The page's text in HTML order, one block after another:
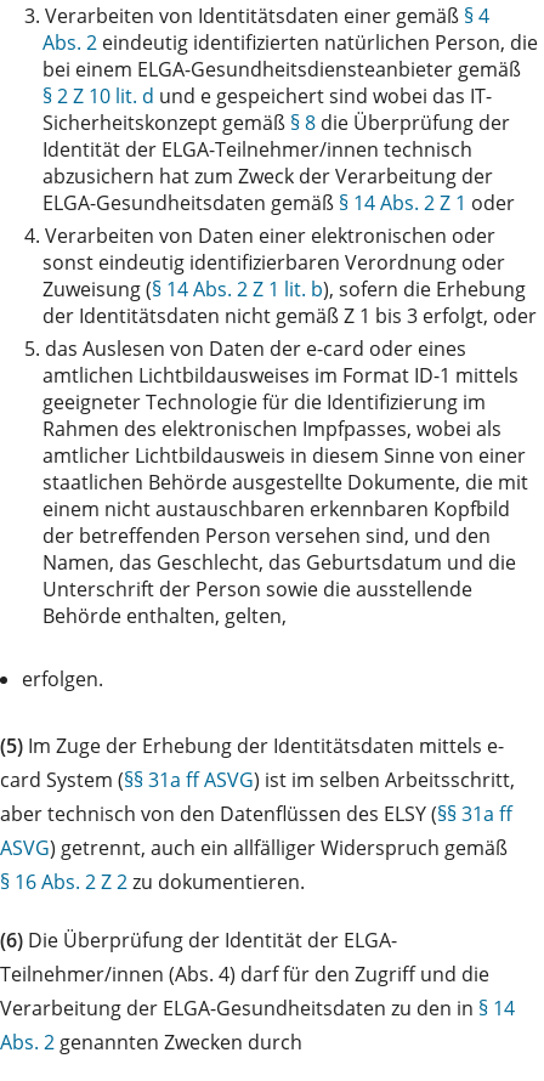
3. Verarbeiten von Identitätsdaten einer gemäß § 4
Abs. 2 eindeutig identifizierten natürlichen Person, die
bei einem ELGA-Gesundheitsdiensteanbieter gemäß
§ 2 Z 10 lit. d und e gespeichert sind wobei das IT-
Sicherheitskonzept gemäß § 8 die Überprüfung der
Identität der ELGA-Teilnehmer/innen technisch
abzusichern hat zum Zweck der Verarbeitung der
ELGA-Gesundheitsdaten gemäß § 14 Abs. 2 Z 1 oder
4. Verarbeiten von Daten einer elektronischen oder
sonst eindeutig identifizierbaren Verordnung oder
Zuweisung (§ 14 Abs. 2 Z 1 lit. b), sofern die Erhebung
der Identitätsdaten nicht gemäß Z 1 bis 3 erfolgt, oder
5. das Auslesen von Daten der e-card oder eines
amtlichen Lichtbildausweises im Format ID-1 mittels
geeigneter Technologie für die Identifizierung im
Rahmen des elektronischen Impfpasses, wobei als
amtlicher Lichtbildausweis in diesem Sinne von einer
staatlichen Behörde ausgestellte Dokumente, die mit
einem nicht austauschbaren erkennbaren Kopfbild
der betreffenden Person versehen sind, und den
Namen, das Geschlecht, das Geburtsdatum und die
Unterschrift der Person sowie die ausstellende
Behörde enthalten, gelten,
erfolgen.
(5) Im Zuge der Erhebung der Identitätsdaten mittels e-
card System (§§ 31a ff ASVG) ist im selben Arbeitsschritt,
aber technisch von den Datenflüssen des ELSY (§§ 31a ff
ASVG) getrennt, auch ein allfälliger Widerspruch gemäß
§ 16 Abs. 2 Z 2zu dokumentieren.
(6) Die Überprüfung der Identität der ELGA-
Teilnehmer/innen (Abs. 4) darf für den Zugriff und die
Verarbeitung der ELGA-Gesundheitsdaten zu den in § 14
Abs. 2 genannten Zwecken durch